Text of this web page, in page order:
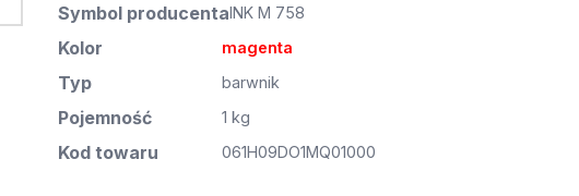
Symbol producentaINK M 758
Kolor magenta
Typ barwnik
Pojemność 1 kg
Kod towaru 061H09DO1MQ01000